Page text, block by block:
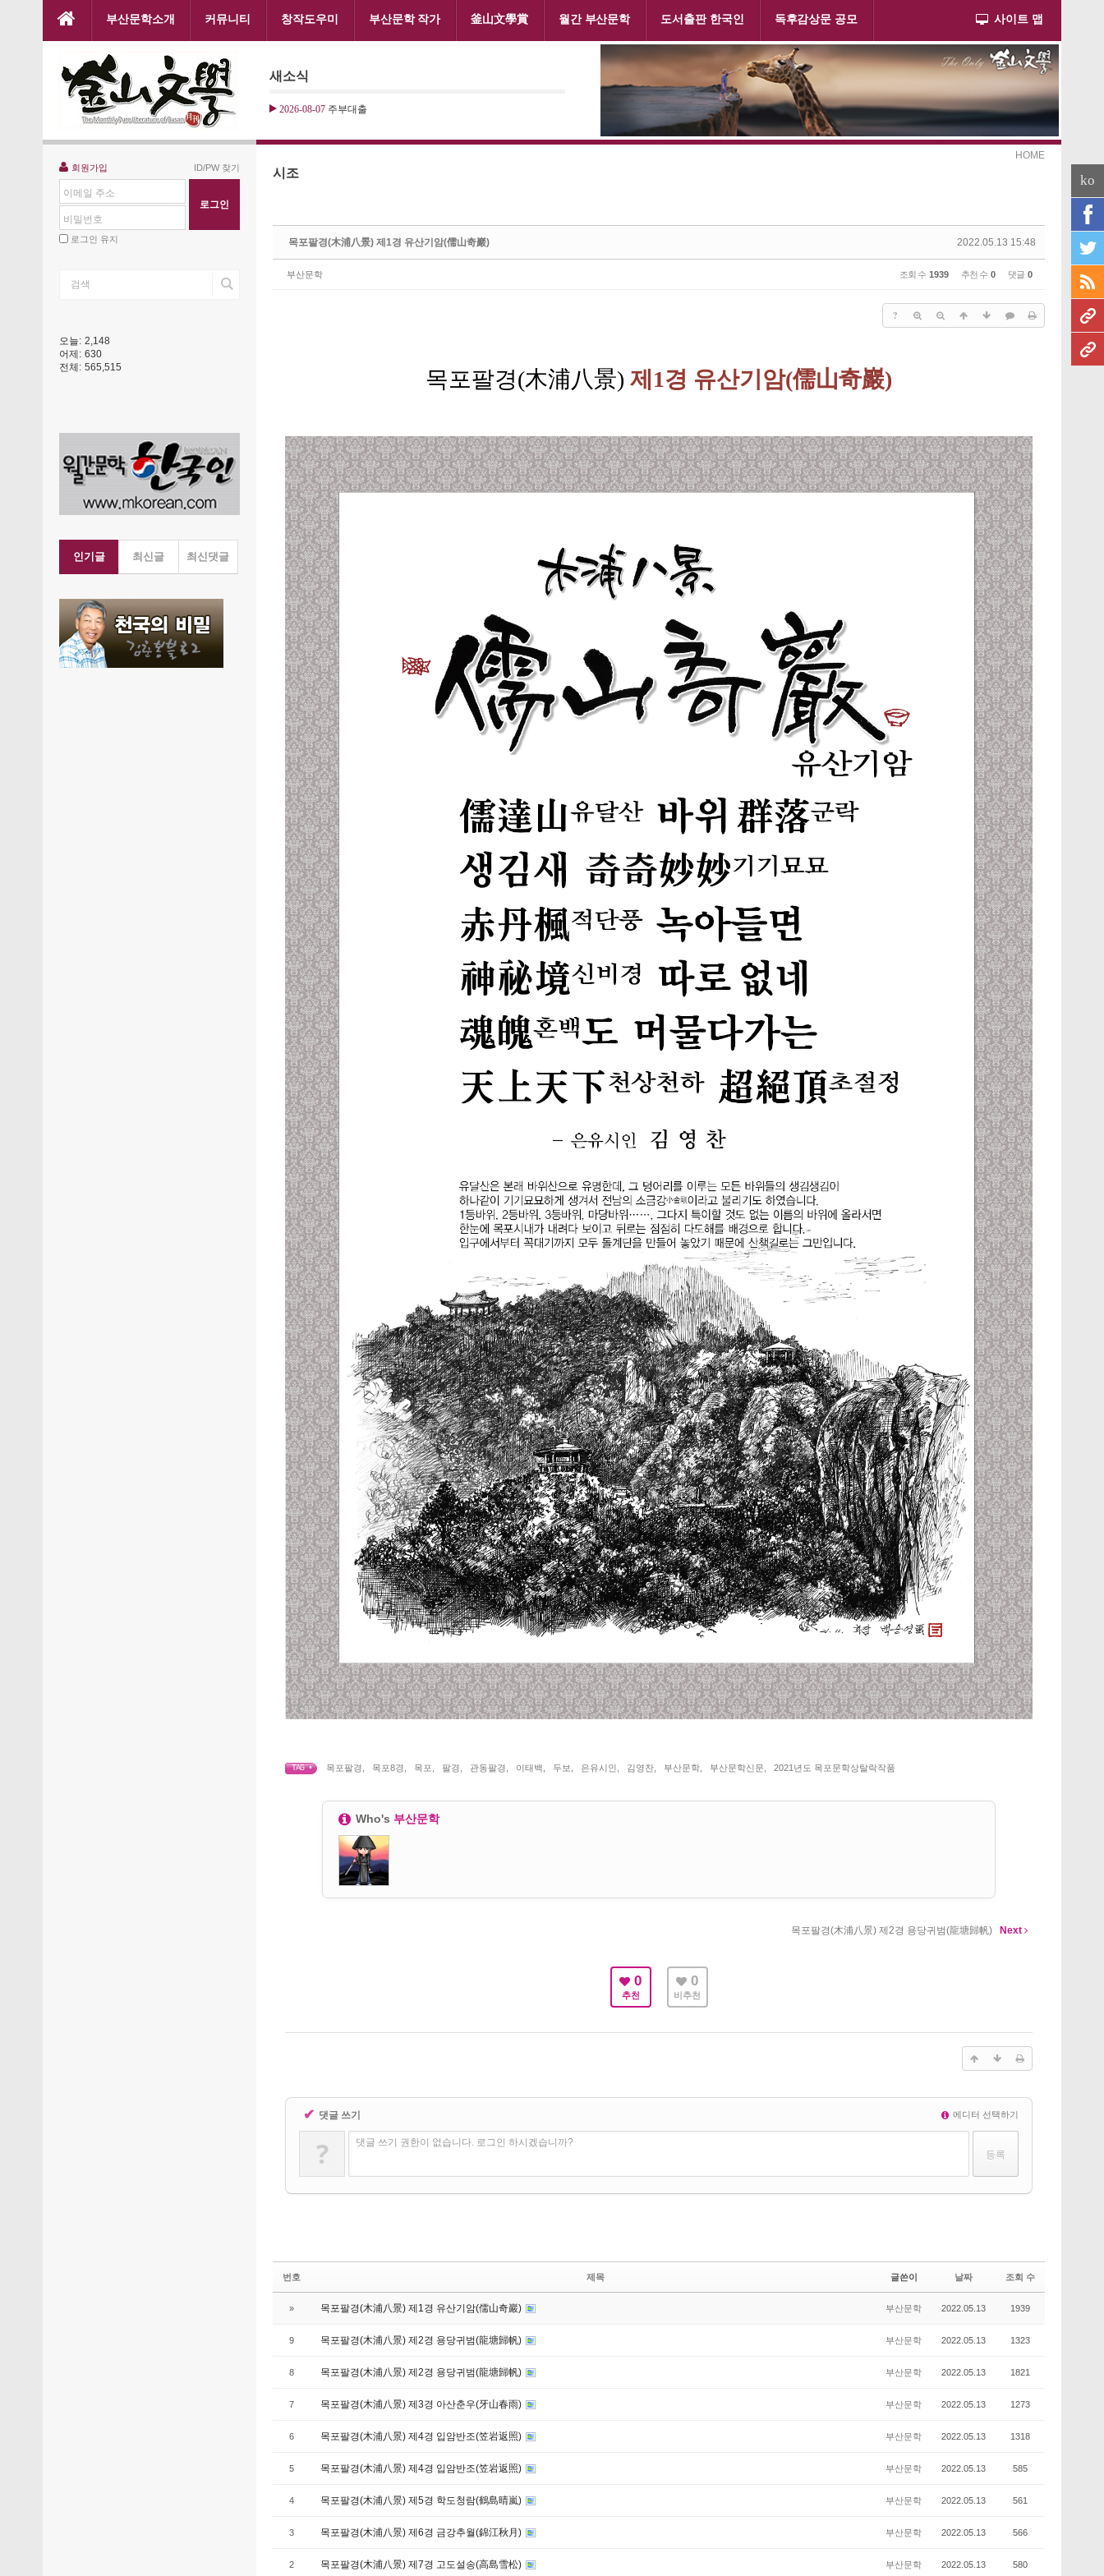
본문으로 바로가기
부산문학소개 커뮤니티 창작도우미 부산문학 작가 釜山文學賞 월간 부산문학 도서출판 한국인 독후감상문 공모 사이트 맵
새소식
2026-08-07 주부대출
회원가입 ID/PW 찾기
이메일 주소
비밀번호
로그인 유지
오늘: 2,148
어제: 630
전체: 565,515
인기글 최신글 최신댓글
HOME
시조
2022.05.13 15:48
목포팔경(木浦八景) 제1경 유산기암(儒山奇巖)
부산문학 조회 수 1939 추천 수 0 댓글 0
?
목포팔경(木浦八景) 제1경 유산기암(儒山奇巖)
TAG • 목포팔경 목포8경 목포 팔경 관동팔경 이태백 두보 은유시인 김영찬 부산문학 부산문학신문 2021년도 목포문학상탈락작품
Who's 부산문학
목포팔경(木浦八景) 제2경 용당귀범(龍塘歸帆) Next
0
추천
0
비추천
✔ 댓글 쓰기 에디터 선택하기
? 댓글 쓰기 권한이 없습니다. 로그인 하시겠습니까?
번호 제목 글쓴이 날짜 조회 수
» 목포팔경(木浦八景) 제1경 유산기암(儒山奇巖) 부산문학 2022.05.13 1939
9 목포팔경(木浦八景) 제2경 용당귀범(龍塘歸帆) 부산문학 2022.05.13 1323
8 목포팔경(木浦八景) 제2경 용당귀범(龍塘歸帆) 부산문학 2022.05.13 1821
7 목포팔경(木浦八景) 제3경 아산춘우(牙山春雨) 부산문학 2022.05.13 1273
6 목포팔경(木浦八景) 제4경 입암반조(笠岩返照) 부산문학 2022.05.13 1318
5 목포팔경(木浦八景) 제4경 입암반조(笠岩返照) 부산문학 2022.05.13 585
4 목포팔경(木浦八景) 제5경 학도청람(鶴島晴嵐) 부산문학 2022.05.13 561
3 목포팔경(木浦八景) 제6경 금강추월(錦江秋月) 부산문학 2022.05.13 566
2 목포팔경(木浦八景) 제7경 고도설송(高島雪松) 부산문학 2022.05.13 580
ko
Sketchbook5, 스케치북5
Sketchbook5, 스케치북5